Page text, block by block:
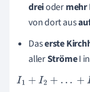
dreiodermehr
von dort aus
Daserste
allerStrömeI
I1+ I2+...+In = 0